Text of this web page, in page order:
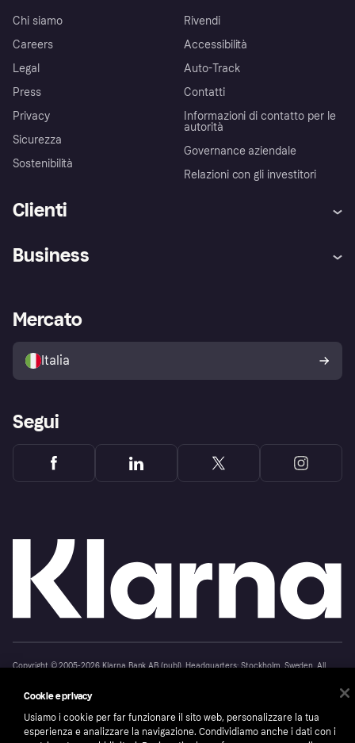
Chi siamo
Careers
Legal
Press
Privacy
Sicurezza
Sostenibilità
Rivendi
Accessibilità
Auto-Track
Contatti
Informazioni di contatto per le
autorità
Governance aziendale
Relazioni con gli investitori
Clienti
Assistenza
Esplora i negozi
Politica di protezione
dell'acquirente Klarna
Business
Accesso aziende
Mercato
Italia
Segui
Copyright © 2005-2026 Klarna Bank AB (publ). Headquarters: Stockholm, Sweden. All
Cookies Klarna.com
Cookie e privacy
Usiamo i cookie per far funzionare il sito web, personalizzare la tua
esperienza e analizzare la navigazione. Condividiamo anche i dati con i